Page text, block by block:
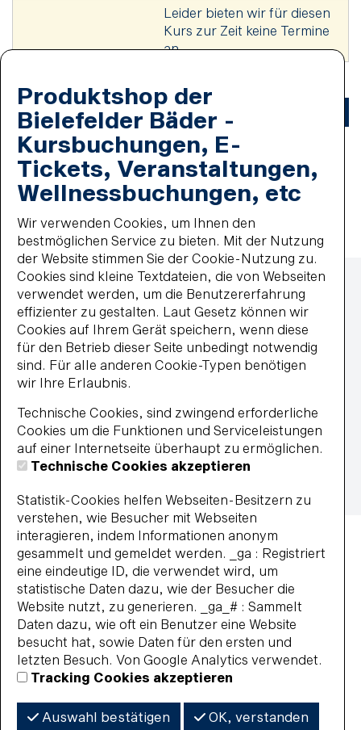
Leider bieten wir für diesen
Kurs zur Zeit keine Termine
an.
Einträge gesamt: 0
Einträge pro Seite: 20 40 60 80 100
Zahlmethoden
Lastschrift
MasterCard
paypal
Wiederkehrende Lastschrift
Visa
Impressum
Datenschutz
Widerrufsbelehrung
Vertrag widerrufen
Barrierefreiheit
Impressum
AGB
Datenschutz
© 2026 BBF-Bielefelder Bäder und Freizeit GmbH
Produktshop der
Bielefelder Bäder -
Kursbuchungen, E-
Tickets, Veranstaltungen,
Wellnessbuchungen, etc
Wir verwenden Cookies, um Ihnen den
bestmöglichen Service zu bieten. Mit der Nutzung
der Website stimmen Sie der Cookie-Nutzung zu.
Cookies sind kleine Textdateien, die von Webseiten
verwendet werden, um die Benutzererfahrung
effizienter zu gestalten. Laut Gesetz können wir
Cookies auf Ihrem Gerät speichern, wenn diese
für den Betrieb dieser Seite unbedingt notwendig
sind. Für alle anderen Cookie-Typen benötigen
wir Ihre Erlaubnis.
Technische Cookies, sind zwingend erforderliche
Cookies um die Funktionen und Serviceleistungen
auf einer Internetseite überhaupt zu ermöglichen.
Technische Cookies akzeptieren
Statistik-Cookies helfen Webseiten-Besitzern zu
verstehen, wie Besucher mit Webseiten
interagieren, indem Informationen anonym
gesammelt und gemeldet werden. _ga : Registriert
eine eindeutige ID, die verwendet wird, um
statistische Daten dazu, wie der Besucher die
Website nutzt, zu generieren. _ga_# : Sammelt
Daten dazu, wie oft ein Benutzer eine Website
besucht hat, sowie Daten für den ersten und
letzten Besuch. Von Google Analytics verwendet.
Tracking Cookies akzeptieren
Auswahl bestätigen OK, verstanden